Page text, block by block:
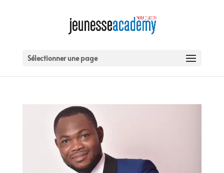
Sélectionner une page